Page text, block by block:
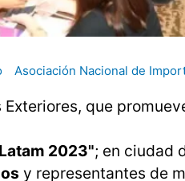
Asociación Nacional de
que
2023"; en ciudad
y representantes de